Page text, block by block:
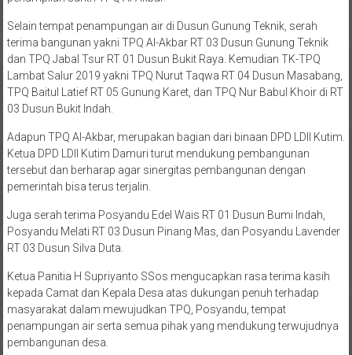
Selain tempat penampungan air di Dusun Gunung Teknik, serah
terima bangunan yakni TPQ Al-Akbar RT 03 Dusun Gunung Teknik
dan TPQ Jabal Tsur RT 01 Dusun Bukit Raya. Kemudian TK-TPQ
Lambat Salur 2019 yakni TPQ Nurut Taqwa RT 04 Dusun Masabang,
TPQ Baitul Latief RT 05 Gunung Karet, dan TPQ Nur Babul Khoir di RT
03 Dusun Bukit Indah.
Adapun TPQ Al-Akbar, merupakan bagian dari binaan DPD LDII Kutim.
Ketua DPD LDII Kutim Damuri turut mendukung pembangunan
tersebut dan berharap agar sinergitas pembangunan dengan
pemerintah bisa terus terjalin.
Juga serah terima Posyandu Edel Wais RT 01 Dusun Bumi Indah,
Posyandu Melati RT 03 Dusun Pinang Mas, dan Posyandu Lavender
RT 03 Dusun Silva Duta.
Ketua Panitia H Supriyanto SSos mengucapkan rasa terima kasih
kepada Camat dan Kepala Desa atas dukungan penuh terhadap
masyarakat dalam mewujudkan TPQ, Posyandu, tempat
penampungan air serta semua pihak yang mendukung terwujudnya
pembangunan desa.